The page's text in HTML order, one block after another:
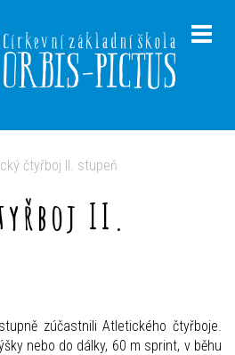
čtyřboj II. stupeň
II.
zúčastnili Atletického čtyřboje.
nebo do dálky, 60 m sprint, v běhu